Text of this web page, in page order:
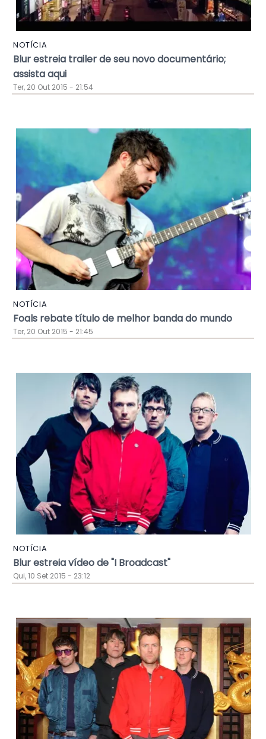
NOTÍCIA
Blur estreia trailer de seu novo documentário;
assista aqui
Ter, 20 Out 2015 - 21:54
NOTÍCIA
Foals rebate título de melhor banda do mundo
Ter, 20 Out 2015 - 21:45
NOTÍCIA
Blur estreia vídeo de "I Broadcast"
Qui, 10 Set 2015 - 23:12